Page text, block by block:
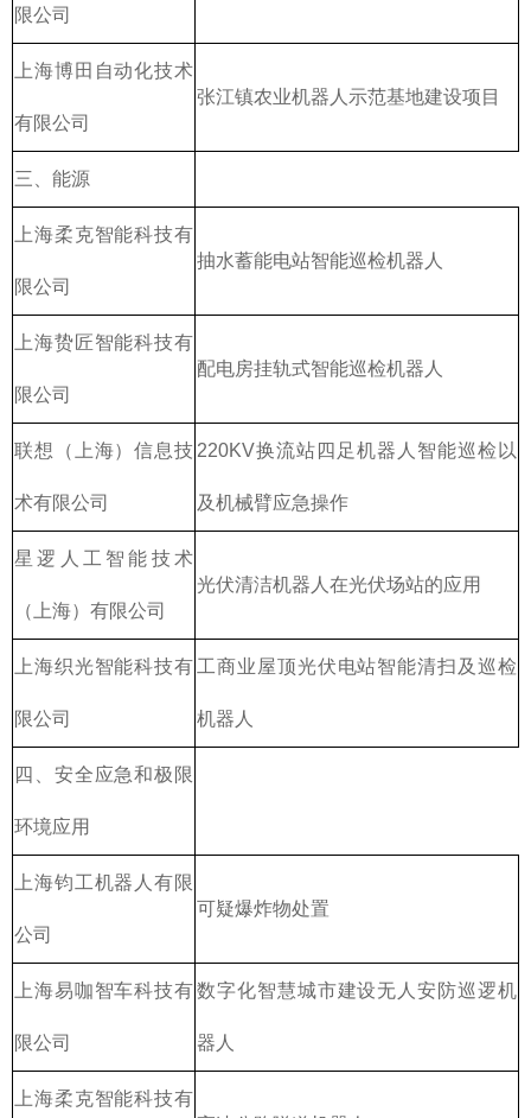
限公司
上海博田自动化技术
有限公司
张江镇农业机器人示范基地建设项目
三、能源
上海柔克智能科技有
限公司
抽水蓄能电站智能巡检机器人
上海贽匠智能科技有
限公司
配电房挂轨式智能巡检机器人
联想（上海）信息技
术有限公司
220KV换流站四足机器人智能巡检以
及机械臂应急操作
星逻人工智能技术
（上海）有限公司
光伏清洁机器人在光伏场站的应用
上海织光智能科技有
限公司
工商业屋顶光伏电站智能清扫及巡检
机器人
四、安全应急和极限
环境应用
上海钧工机器人有限
公司
可疑爆炸物处置
上海易咖智车科技有
限公司
数字化智慧城市建设无人安防巡逻机
器人
上海柔克智能科技有